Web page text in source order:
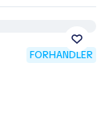
FORHANDLER